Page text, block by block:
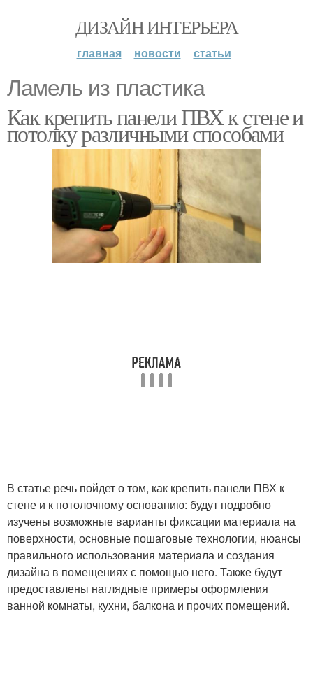
ДИЗАЙН ИНТЕРЬЕРА
главная новости статьи
Ламель из пластика
Как крепить панели ПВХ к стене и
потолку различными способами
В статье речь пойдет о том, как крепить панели ПВХ к
стене и к потолочному основанию: будут подробно
изучены возможные варианты фиксации материала на
поверхности, основные пошаговые технологии, нюансы
правильного использования материала и создания
дизайна в помещениях с помощью него. Также будут
предоставлены наглядные примеры оформления
ванной комнаты, кухни, балкона и прочих помещений.